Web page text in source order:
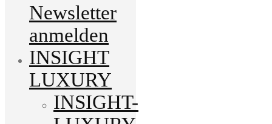
Newsletter
anmelden
INSIGHT
LUXURY
INSIGHT-